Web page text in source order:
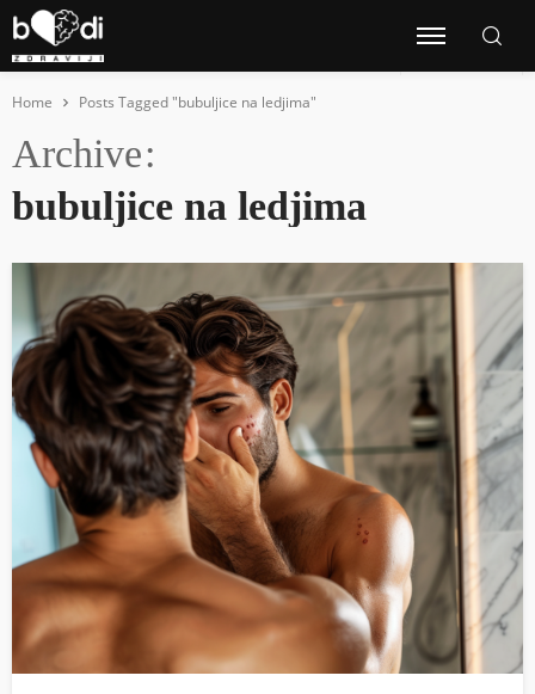
Home Posts Tagged "bubuljice na ledjima"
Archive
bubuljice na ledjima